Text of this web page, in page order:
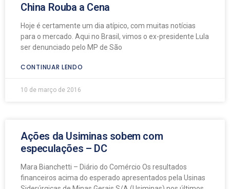
China Rouba a Cena
Hoje é certamente um dia atípico, com muitas notícias
para o mercado. Aqui no Brasil, vimos o ex-presidente Lula
ser denunciado pelo MP de São
CONTINUAR LENDO
10 de março de 2016
Ações da Usiminas sobem com
especulações – DC
Mara Bianchetti – Diário do Comércio Os resultados
financeiros acima do esperado apresentados pela Usinas